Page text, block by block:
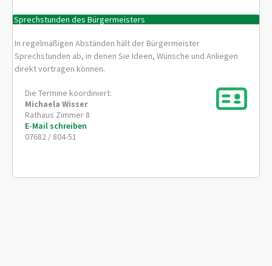
Sprechstunden des Bürgermeisters
In regelmäßigen Abständen hält der Bürgermeister
Sprechstunden ab, in denen Sie Ideen, Wünsche und Anliegen
direkt vortragen können.
Die Termine koordiniert:
Michaela Wisser
Rathaus Zimmer 8
E-Mail schreiben
07682 / 804-51